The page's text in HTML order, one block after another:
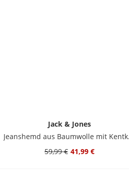
Jack & Jones
59,99 € 41,99 €